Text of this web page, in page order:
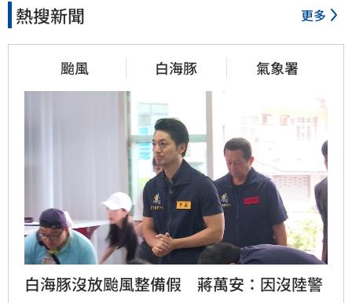
熱搜新聞 更多
颱風 白海豚 氣象署
白海豚沒放颱風整備假　蔣萬安：因沒陸警